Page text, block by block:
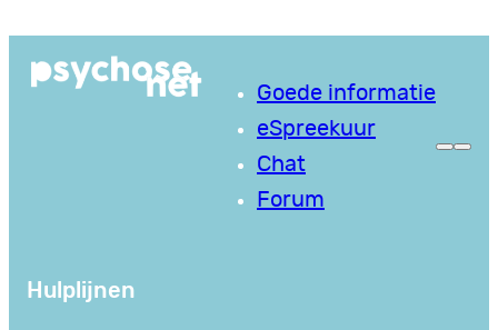
naar
Goede informatie
eSpreekuur
Chat
Forum
Hulplijnen